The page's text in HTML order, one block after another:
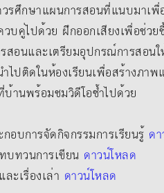
ษาแผนการสอนที่แนบมาเพื่อเ
บคู่ไปด้วย ฝึกออกเสียงเพื่อช่ว
สอนและเตรียมอุปกรณ์การสอน
ไปติดในห้องเรียนเพื่อสร้างภา
านพร้อมชมวิดีโอซ้ำไปด้วย
กอบการจัดกิจกรรมการเรียนรู้ ด
ทวนการเขียน ดาวน์โหลด
ะเรื่องเล่า ดาวน์โหลด